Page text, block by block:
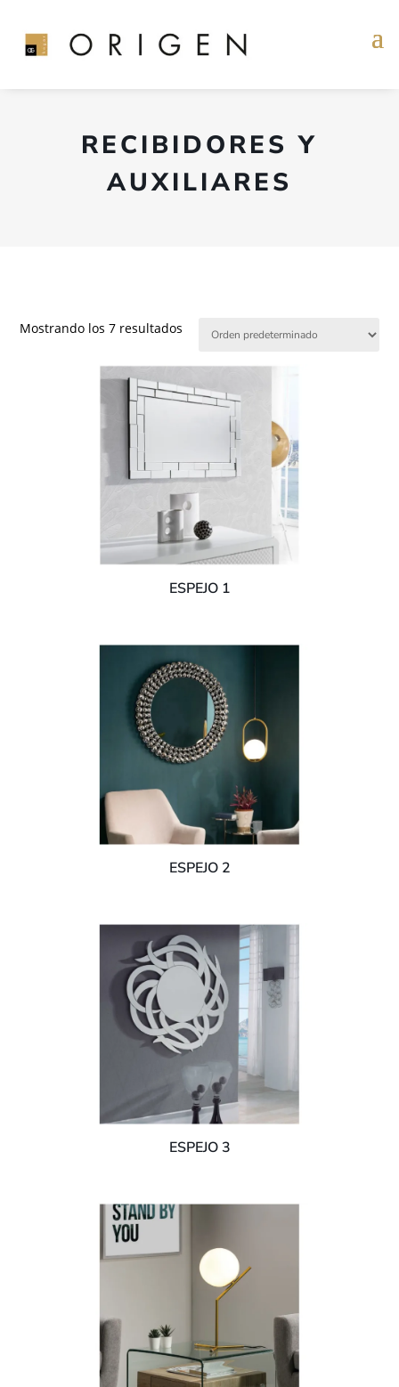
RECIBIDORES Y
AUXILIARES
Mostrando los 7 resultados
ESPEJO 1
ESPEJO 2
ESPEJO 3